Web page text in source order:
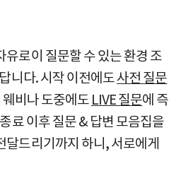
로이 질문할 수 있는 환경 조
니다. 시작 이전에도사전 질문
비나 도중에도 LIVE 질문에 즉
료 이후 질문 & 답변 모음집을
달드리기까지 하니, 서로에게